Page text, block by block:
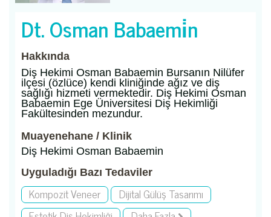
Dt. Osman Babaemi̇n
Hakkında
Diş Hekimi Osman Babaemin Bursanın Nilüfer
ilçesi (özlüce) kendi kliniğinde ağız ve diş
sağlığı hizmeti vermektedir. Diş Hekimi Osman
Babaemin Ege Üniversitesi Diş Hekimliği
Fakültesinden mezundur.
Muayenehane / Klinik
Diş Hekimi Osman Babaemin
Uyguladığı Bazı Tedaviler
Kompozit Veneer
Dijital Gülüş Tasarımı